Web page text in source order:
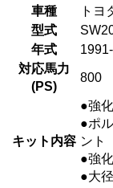
車種
トヨ
型式
年式
対応馬力
(PS)
800
キット内容
●強
●ポ
ント
●強
●大